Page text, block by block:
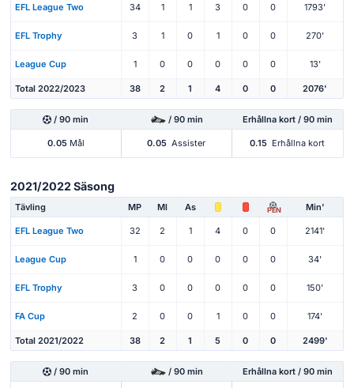
EFL League Two 34 1 1 3 0 0 1793'
EFL Trophy 3 1 0 1 0 0 270'
League Cup 1 0 0 0 0 0 13'
Total 2022/2023 38 2 1 4 0 0 2076'
/ 90 min / 90 min Erhållna kort / 90 min
0.05Mål 0.05 Assister 0.15 Erhållna kort
2021/2022 Säsong
Tävling MP Ml As PEN Min'
EFL League Two 32 2 1 4 0 0 2141'
League Cup 1 0 0 0 0 0 34'
EFL Trophy 3 0 0 0 0 0 150'
FA Cup 2 0 0 1 0 0 174'
Total 2021/2022 38 2 1 5 0 0 2499'
/ 90 min / 90 min Erhållna kort / 90 min